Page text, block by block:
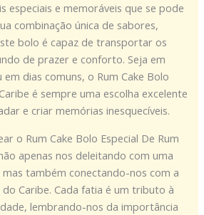
especiais e memoráveis que se pode
combinação única de sabores,
bolo é capaz de transportar os
de prazer e conforto. Seja em
em dias comuns, o Rum Cake Bolo
é sempre uma escolha excelente
e criar memórias inesquecíveis.
o Rum Cake Bolo Especial De Rum
apenas nos deleitando com uma
também conectando-nos com a
Caribe. Cada fatia é um tributo à
lembrando-nos da importância